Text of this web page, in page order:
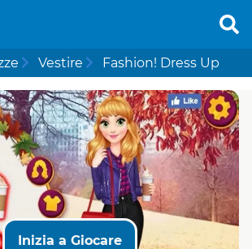
Vestire Fashion! Dress Up
Inizia a Giocare